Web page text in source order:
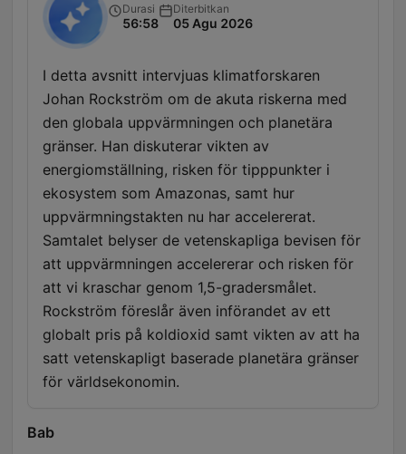
Durasi
56:58
Diterbitkan
05 Agu 2026
I detta avsnitt intervjuas klimatforskaren
Johan Rockström om de akuta riskerna med
den globala uppvärmningen och planetära
gränser. Han diskuterar vikten av
energiomställning, risken för tipppunkter i
ekosystem som Amazonas, samt hur
uppvärmningstakten nu har accelererat.
Samtalet belyser de vetenskapliga bevisen för
att uppvärmningen accelererar och risken för
att vi kraschar genom 1,5-gradersmålet.
Rockström föreslår även införandet av ett
globalt pris på koldioxid samt vikten av att ha
satt vetenskapligt baserade planetära gränser
för världsekonomin.
Bab